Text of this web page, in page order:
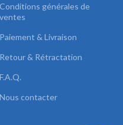
Conditions générales de
ventes
Paiement & Livraison
Retour & Rétractation
F.A.Q.
Nous contacter